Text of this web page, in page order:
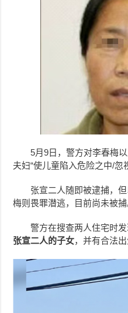
5月9日，警方对李春梅
夫妇“使儿童陷入危险之中/忽
张宣二人随即被逮捕，
梅则畏罪潜逃，目前尚未被捕
警方在搜查两人住宅时
张宣二人的子女，并有合法出